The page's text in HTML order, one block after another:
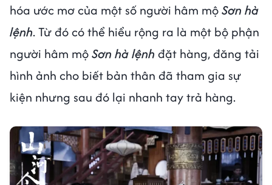
hóa ước mơ của một số người hâm mộSơn hà
lệnh. Từ đó có thể hiểu rộng ra là một bộ phận
người hâm mộSơn hà lệnh đặt hàng, đăng tải
hình ảnh cho biết bản thân đã tham gia sự
kiện nhưng sau đó lại nhanh tay trả hàng.